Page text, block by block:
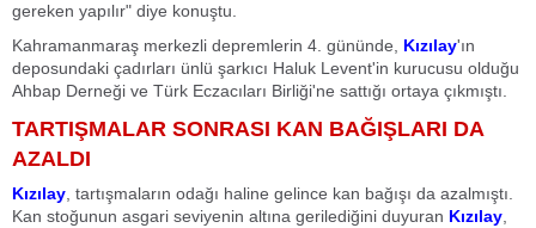
gereken yapılır" diye konuştu.
Kahramanmaraş merkezli depremlerin 4. gününde, Kızılay'ın
deposundaki çadırları ünlü şarkıcı Haluk Levent'in kurucusu olduğu
Ahbap Derneği ve Türk Eczacıları Birliği'ne sattığı ortaya çıkmıştı.
TARTIŞMALAR SONRASI KAN BAĞIŞLARI DA
AZALDI
Kızılay , tartışmaların odağı haline gelince kan bağışı da azalmıştı.
Kan stoğunun asgari seviyenin altına gerilediğini duyuran Kızılay